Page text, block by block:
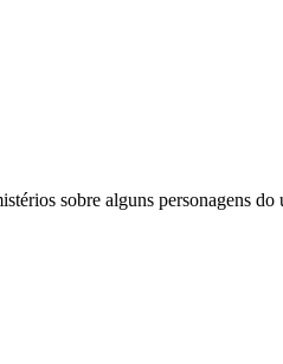
sobre alguns personagens